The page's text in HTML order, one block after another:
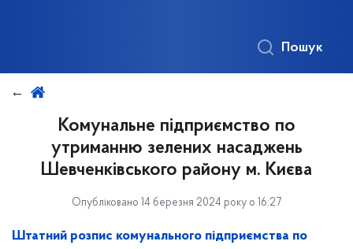
Пошук
Комунальне підприємство по
утриманню зелених насаджень
Шевченківського району м. Києва
Опубліковано 14 березня 2024 року о 16:27
Штатний розпис комунального підприємства по